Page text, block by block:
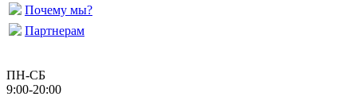
Почему мы?
Партнерам
ПН-СБ
9:00-20:00